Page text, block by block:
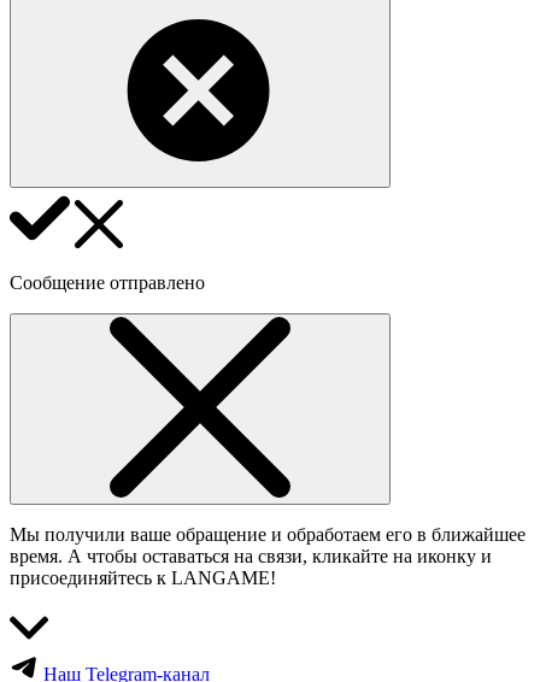
Сообщение отправлено
Мы получили ваше обращение и обработаем его в ближайшее
время. А чтобы оставаться на связи, кликайте на иконку и
присоединяйтесь к LANGAME!
Наш Telegram-канал